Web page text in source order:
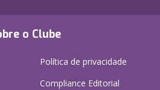
o Clube
Política de privacidade
Compliance Editorial